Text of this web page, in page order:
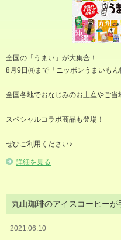
全国の「うまい」が大集合！
8月9日㈪まで「ニッポンうまいも
全国各地でおなじみのお土産やご当
スペシャルコラボ商品も登場！
ぜひご利用ください♪
詳細を見る
丸山珈琲のアイスコーヒーが
2021.06.10